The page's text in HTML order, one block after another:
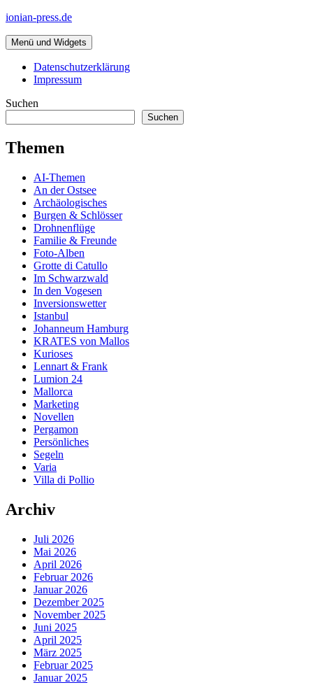
Zum
springen
ionian-press.de
Menü und Widgets
Datenschutzerklärung
Impressum
Suchen
Suchen
Themen
AI-Themen
An der Ostsee
Archäologisches
Burgen & Schlösser
Drohnenflüge
Familie & Freunde
Foto-Alben
Grotte di Catullo
Im Schwarzwald
In den Vogesen
Inversionswetter
Istanbul
Johanneum Hamburg
KRATES von Mallos
Kurioses
Lennart & Frank
Lumion 24
Mallorca
Marketing
Novellen
Pergamon
Persönliches
Segeln
Varia
Villa di Pollio
Archiv
Juli 2026
Mai 2026
April 2026
Februar 2026
Januar 2026
Dezember 2025
November 2025
Juni 2025
April 2025
März 2025
Februar 2025
Januar 2025